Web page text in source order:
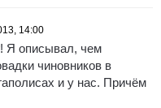
14:00
Я описывал, чем
чиновников в
и у нас. Причём